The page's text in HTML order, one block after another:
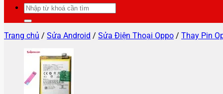
Tìm
kiếm:
Trang chủ / Sửa Android / Sửa Điện Thoại Oppo / Thay Pin